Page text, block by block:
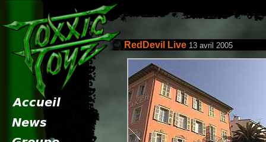
RedDevil Live 13 avril 2005